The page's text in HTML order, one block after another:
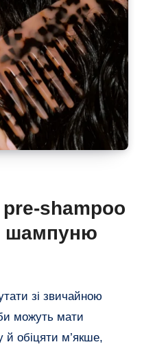
shampoo
шампуню
зі звичайною
можуть мати
й обіцяти м’якше,